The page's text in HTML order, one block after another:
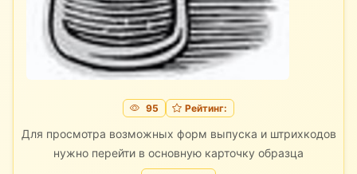
95 Рейтинг:
Для просмотра возможных форм выпуска и штрихкодов
нужно перейти в основную карточку образца